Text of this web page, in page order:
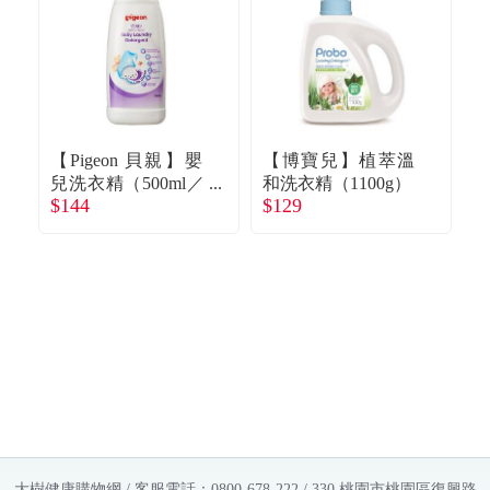
【Pigeon 貝親】嬰
兒洗衣精（500ml／
瓶）
$144
【博寶兒】植萃溫
和洗衣精（1100g）
$129